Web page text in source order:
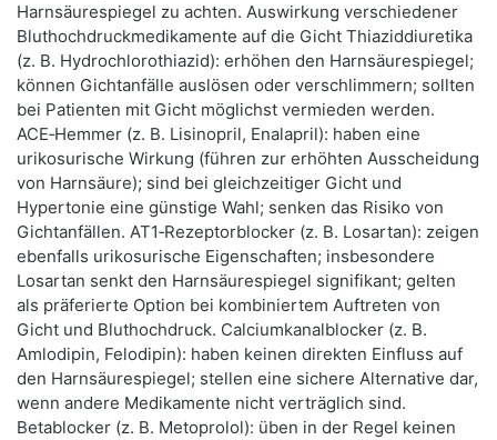
Harnsäurespiegel zu achten. Auswirkung verschiedener
Bluthochdruckmedikamente auf die Gicht Thiaziddiuretika
(z. B. Hydrochlorothiazid): erhöhen den Harnsäurespiegel;
können Gichtanfälle auslösen oder verschlimmern; sollten
bei Patienten mit Gicht möglichst vermieden werden.
ACE‑Hemmer (z. B. Lisinopril, Enalapril): haben eine
urikosurische Wirkung (führen zur erhöhten Ausscheidung
von Harnsäure); sind bei gleichzeitiger Gicht und
Hypertonie eine günstige Wahl; senken das Risiko von
Gichtanfällen. AT1‑Rezeptorblocker (z. B. Losartan): zeigen
ebenfalls urikosurische Eigenschaften; insbesondere
Losartan senkt den Harnsäurespiegel signifikant; gelten
als präferierte Option bei kombiniertem Auftreten von
Gicht und Bluthochdruck. Calciumkanalblocker (z. B.
Amlodipin, Felodipin): haben keinen direkten Einfluss auf
den Harnsäurespiegel; stellen eine sichere Alternative dar,
wenn andere Medikamente nicht verträglich sind.
Betablocker (z. B. Metoprolol): üben in der Regel keinen